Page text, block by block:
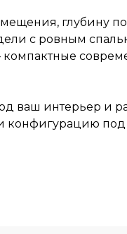
глубину
с ровным
ваш интерьер и
под